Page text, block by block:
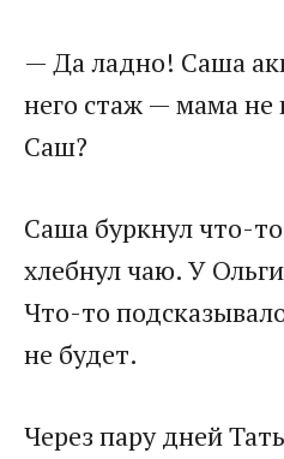
— Да ладно! Саша
него стаж — мама не
Саш?
Саша буркнул что-
хлебнул чаю. У
Что-то
не будет.
Через пару дней